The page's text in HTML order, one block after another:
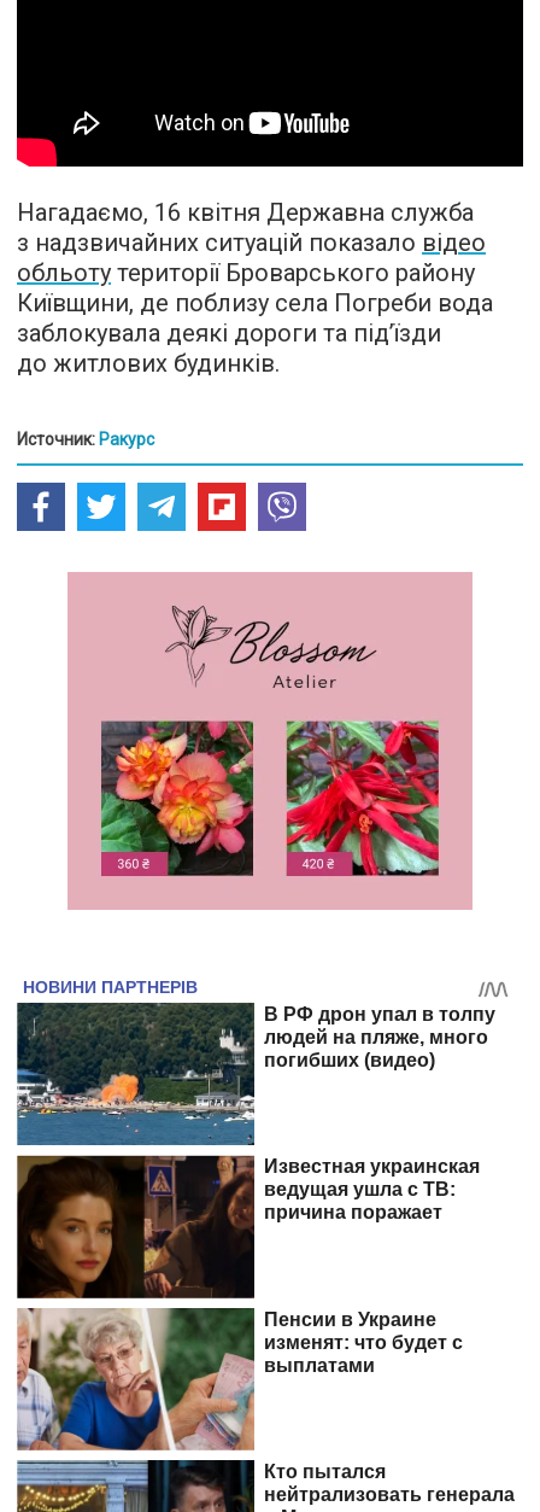
Нагадаємо, 16 квітня Державна служба
з надзвичайних ситуацій показало відео
обльоту території Броварського району
Київщини, де поблизу села Погреби вода
заблокувала деякі дороги та під’їзди
до житлових будинків.
Источник: Ракурс